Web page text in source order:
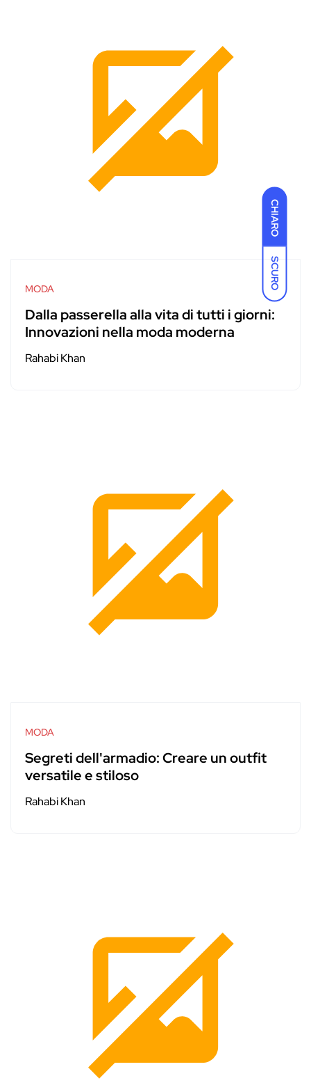
CHIARO
SCURO
MODA
Dalla passerella alla vita di tutti i giorni:
Innovazioni nella moda moderna
Rahabi Khan
MODA
Segreti dell'armadio: Creare un outfit
versatile e stiloso
Rahabi Khan